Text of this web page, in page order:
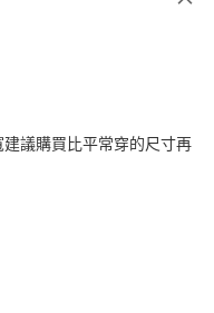
議購買比平常穿的尺寸再